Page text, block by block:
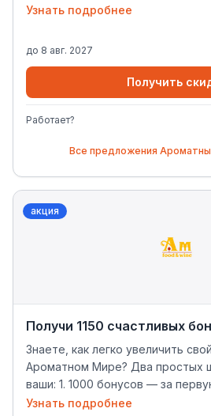
16%. ∙ При покупке любых 14
действует только на напитки из
безалкогольные товары. Скидка
другими акциями и
Узнать подробнее
до 8 авг. 2027
Получить
Работает?
Все предложения
акция
Получи 1150 счастливых
Знаете, как легко увеличить
Ароматном Мире? Два простых
ваши: 1. 1000 бонусов — за
мобильного приложения и
Узнать подробнее